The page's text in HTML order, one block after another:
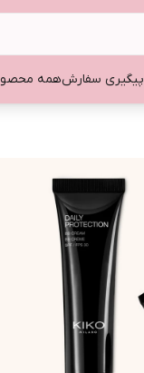
پیگیری سفارشهمه